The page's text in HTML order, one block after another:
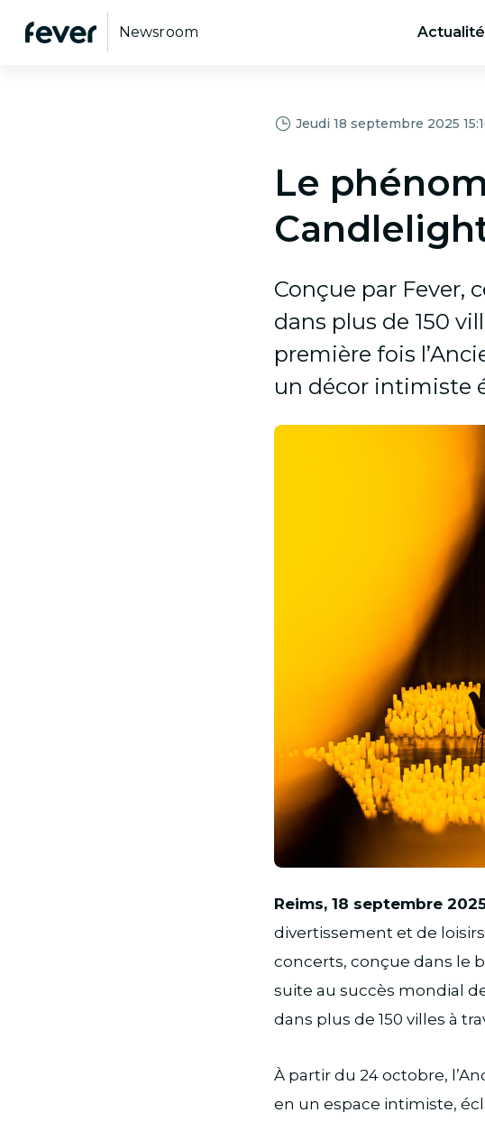
Newsroom
Jeudi 18 septembre 2025
Le
Conçue par Fever,
dans plus de 150
première fois
un décor intimiste
Reims, 18 septembre
divertissement et de
concerts, conçue dans le
suite au succès mondial
dans plus de 150 villes à
À partir du 24 octobre,
en un espace intimiste,